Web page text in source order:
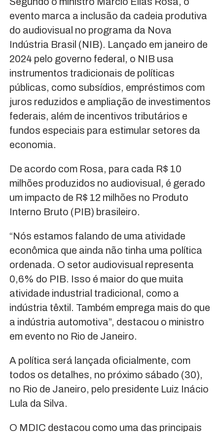
evento marca a inclusão da cadeia produtiva
do audiovisual no programa da Nova
Indústria Brasil (NIB). Lançado em janeiro de
2024 pelo governo federal, o NIB usa
instrumentos tradicionais de políticas
públicas, como subsídios, empréstimos com
juros reduzidos e ampliação de investimentos
federais, além de incentivos tributários e
fundos especiais para estimular setores da
economia.
De acordo com Rosa, para cada R$ 10
milhões produzidos no audiovisual, é gerado
um impacto de R$ 12 milhões no Produto
Interno Bruto (PIB) brasileiro.
“Nós estamos falando de uma atividade
econômica que ainda não tinha uma política
ordenada. O setor audiovisual representa
0,6% do PIB. Isso é maior do que muita
atividade industrial tradicional, como a
indústria têxtil. Também emprega mais do que
a indústria automotiva”, destacou o ministro
em evento no Rio de Janeiro.
A política será lançada oficialmente, com
todos os detalhes, no próximo sábado (30),
no Rio de Janeiro, pelo presidente Luiz Inácio
Lula da Silva.
O MDIC destacou como uma das principais